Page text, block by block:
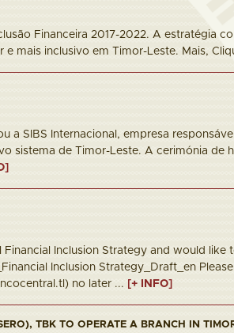
Financeira 2017-2022. A estratégia
mais inclusivo em Timor-Leste. Mais,
a SIBS Internacional, empresa
sistema de Timor-Leste. A cerimónia de
Inclusion Strategy and would
Inclusion Strategy_Draft_en
no later ... [+ INFO]
TBK TO OPERATE A BRANCH IN